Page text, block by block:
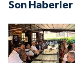
Son Haberler